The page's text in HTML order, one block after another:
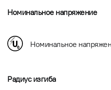
Номинальное напряжение
Номинальное
Радиус изгиба